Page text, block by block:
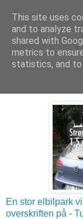
11 desember
Elbiler og
En stor elbilpark
overskriften på -
This site uses
and to analyze
shared with
metrics to
statistics, and to